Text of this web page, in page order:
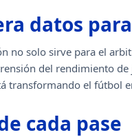
datos
no solo sirve para el
del rendimiento
transformando el fútbol
cada pase